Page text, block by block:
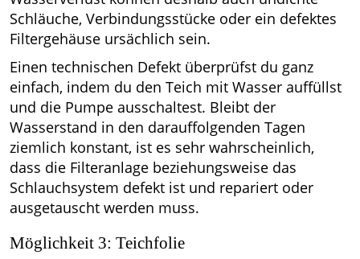
Schläuche, Verbindungsstücke oder ein defektes
Filtergehäuse ursächlich sein.
Einen technischen Defekt überprüfst du ganz
einfach, indem du den Teich mit Wasser auffüllst
und die Pumpe ausschaltest. Bleibt der
Wasserstand in den darauffolgenden Tagen
ziemlich konstant, ist es sehr wahrscheinlich,
dass die Filteranlage beziehungsweise das
Schlauchsystem defekt ist und repariert oder
ausgetauscht werden muss.
Möglichkeit 3: Teichfolie